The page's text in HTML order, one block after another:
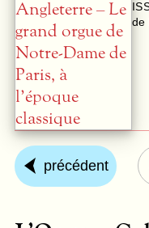
de
précédent